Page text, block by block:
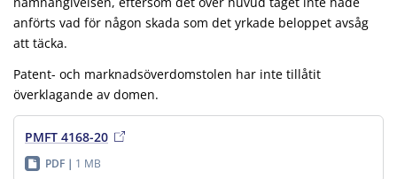
anförts vad för någon skada som det yrkade beloppet avsåg
att täcka.
Patent- och marknadsöverdomstolen har inte tillåtit
överklagande av domen.
PMFT 4168-20
PDF 1 MB